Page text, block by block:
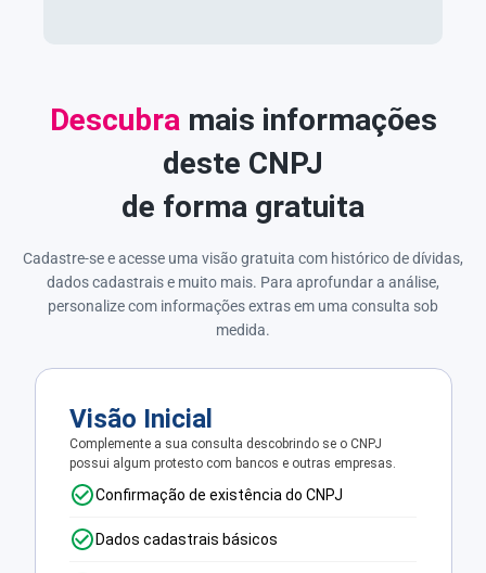
Descubramais informações
deste CNPJ
de forma gratuita
Cadastre-se e acesse uma visão gratuita com histórico de dívidas,
dados cadastrais e muito mais. Para aprofundar a análise,
personalize com informações extras em uma consulta sob
medida.
Visão Inicial
Complemente a sua consulta descobrindo se o CNPJ
possui algum protesto com bancos e outras empresas.
Confirmação de existência do CNPJ
Dados cadastrais básicos